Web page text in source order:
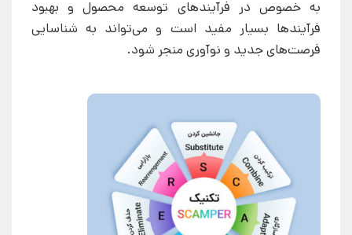
به خصوص در فرآیندهای توسعه محصول و بهبود
فرآیندها بسیار مفید است و می‌تواند به شناسایی
فرصت‌های جدید و نوآوری منجر شود.